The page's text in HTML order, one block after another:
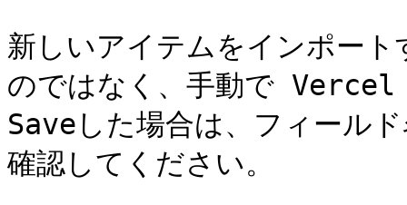
新しいアイテムをインポ
のではなく、手動で
Saveした場合は、フィール
確認してください。